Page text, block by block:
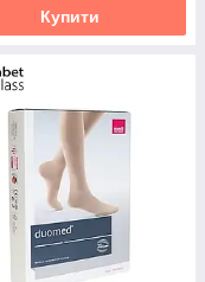
Купити